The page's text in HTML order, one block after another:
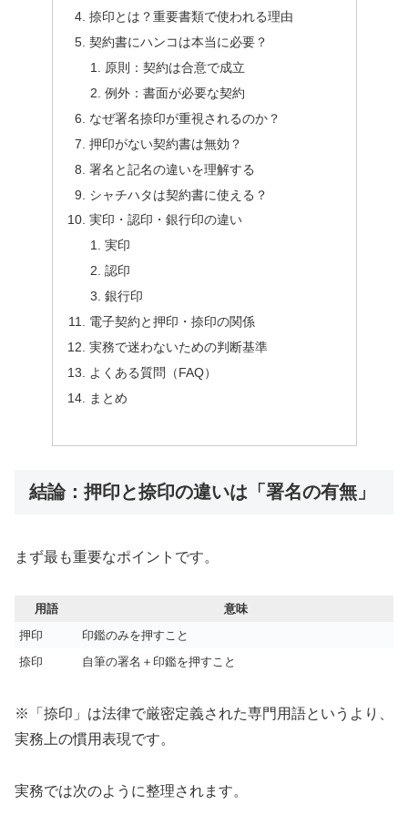
捺印とは？重要書類で使われる理由
契約書にハンコは本当に必要？
原則：契約は合意で成立
例外：書面が必要な契約
なぜ署名捺印が重視されるのか？
押印がない契約書は無効？
署名と記名の違いを理解する
シャチハタは契約書に使える？
実印・認印・銀行印の違い
実印
認印
銀行印
電子契約と押印・捺印の関係
実務で迷わないための判断基準
よくある質問（FAQ）
まとめ
結論：押印と捺印の違いは「署名の有無」
まず最も重要なポイントです。
用語
意味
押印
印鑑のみを押すこと
捺印
自筆の署名＋印鑑を押すこと
※「捺印」は法律で厳密定義された専門用語というより、
実務上の慣用表現です。
実務では次のように整理されます。